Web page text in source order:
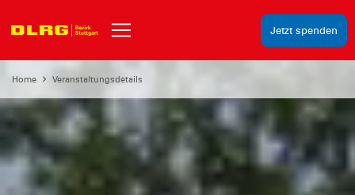
Jetzt spenden
Home Veranstaltungsdetails